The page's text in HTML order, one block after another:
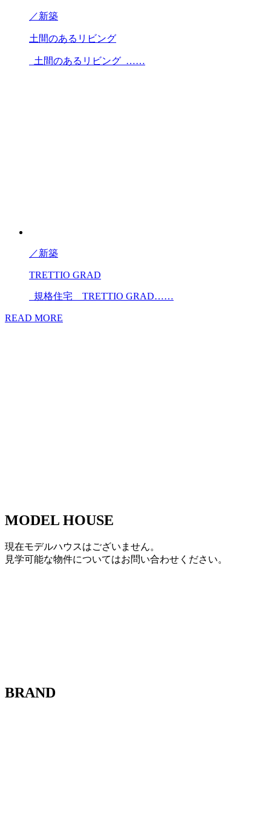
／新築
土間のあるリビング
土間のあるリビング ……
／新築
TRETTIO GRAD
規格住宅 TRETTIO GRAD……
READ MORE
MODEL HOUSE
現在モデルハウスはございません。
見学可能な物件についてはお問い合わせください。
BRAND